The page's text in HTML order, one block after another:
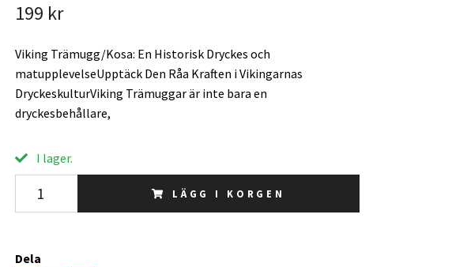
199 kr
Viking Trämugg/Kosa: En Historisk Dryckes och
matupplevelseUpptäck Den Råa Kraften i Vikingarnas
DryckeskulturViking Trämuggar är inte bara en
dryckesbehållare,
I lager.
LÄGG I KORGEN
Dela